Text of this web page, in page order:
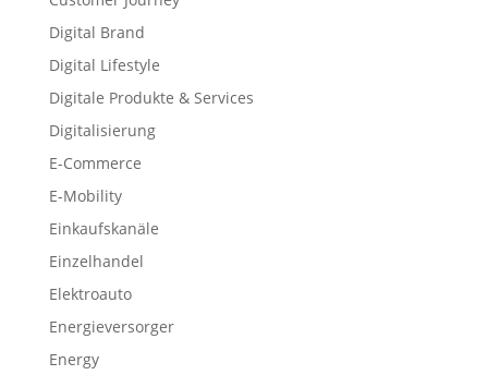
Digital Brand
Digital Lifestyle
Digitale Produkte & Services
Digitalisierung
E-Commerce
E-Mobility
Einkaufskanäle
Einzelhandel
Elektroauto
Energieversorger
Energy